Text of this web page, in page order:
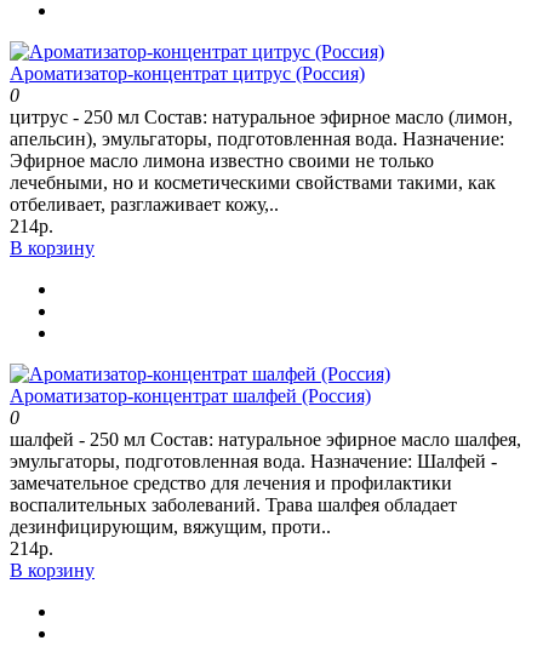
Ароматизатор-концентрат цитрус (Россия)
0
цитрус - 250 мл Состав: натуральное эфирное масло (лимон,
апельсин), эмульгаторы, подготовленная вода. Назначение:
Эфирное масло лимона известно своими не только
лечебными, но и косметическими свойствами такими, как
отбеливает, разглаживает кожу,..
214р.
В корзину
Ароматизатор-концентрат шалфей (Россия)
0
шалфей - 250 мл Состав: натуральное эфирное масло шалфея,
эмульгаторы, подготовленная вода. Назначение: Шалфей -
замечательное средство для лечения и профилактики
воспалительных заболеваний. Трава шалфея обладает
дезинфицирующим, вяжущим, проти..
214р.
В корзину